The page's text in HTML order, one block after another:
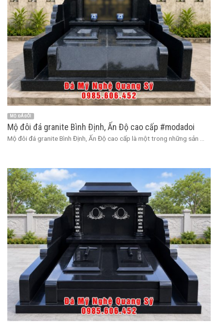
MỘ ĐÁ ĐÔI
Mộ đôi đá granite Bình Định, Ấn Độ cao cấp #modadoi
Mộ đôi đá granite Bình Định, Ấn Độ cao cấp là một trong những sản ...